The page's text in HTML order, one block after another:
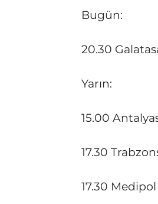
Bugün:
20.30
Yarın:
15.00
17.30
17.30